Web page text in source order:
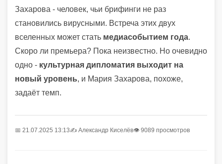
Захарова - человек, чьи брифинги не раз
становились вирусными. Встреча этих двух
вселенных может стать медиасобытием года.
Скоро ли премьера? Пока неизвестно. Но очевидно
одно - культурная дипломатия выходит на
новый уровень, и Мария Захарова, похоже,
задаёт темп.
📅 21.07.2025 13:13✍️ Александр Киселёв👁 9089 просмотров